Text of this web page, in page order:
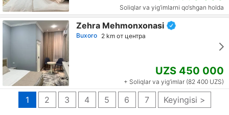
Soliqlar va yig‘imlarni qo‘shgan holda
Zehra Mehmonxonasi
Buxoro 2 km от центра
UZS 450 000
+ Soliqlar va yig‘imlar (82 400 UZS)
1 2 3 4 5 6 7 Keyingisi >